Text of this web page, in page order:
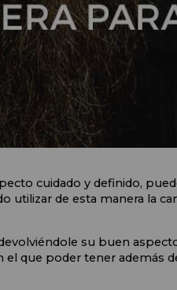
cuidado y definido,
utilizar de esta manera la
su buen
el que poder tener además